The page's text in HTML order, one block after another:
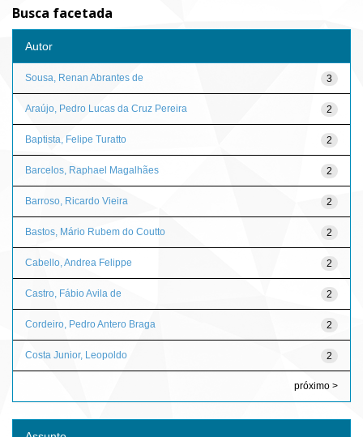
Busca facetada
Autor
3
Sousa, Renan Abrantes de
2
Araújo, Pedro Lucas da Cruz Pereira
2
Baptista, Felipe Turatto
2
Barcelos, Raphael Magalhães
2
Barroso, Ricardo Vieira
2
Bastos, Mário Rubem do Coutto
2
Cabello, Andrea Felippe
2
Castro, Fábio Avila de
2
Cordeiro, Pedro Antero Braga
2
Costa Junior, Leopoldo
próximo >